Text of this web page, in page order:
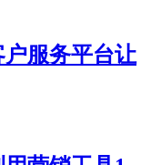
服务平台让